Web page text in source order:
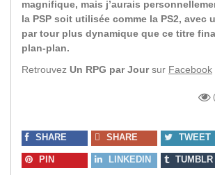
magnifique, mais j’aurais
la PSP soit utilisée comme la PS2, avec
par tour plus dynamique que ce titre
plan-plan.
Retrouvez Un RPG par Joursur Facebook
SHARE SHARE TWEET
PIN LINKEDIN TUMBLR